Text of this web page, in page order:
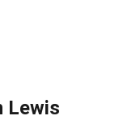
Lewis